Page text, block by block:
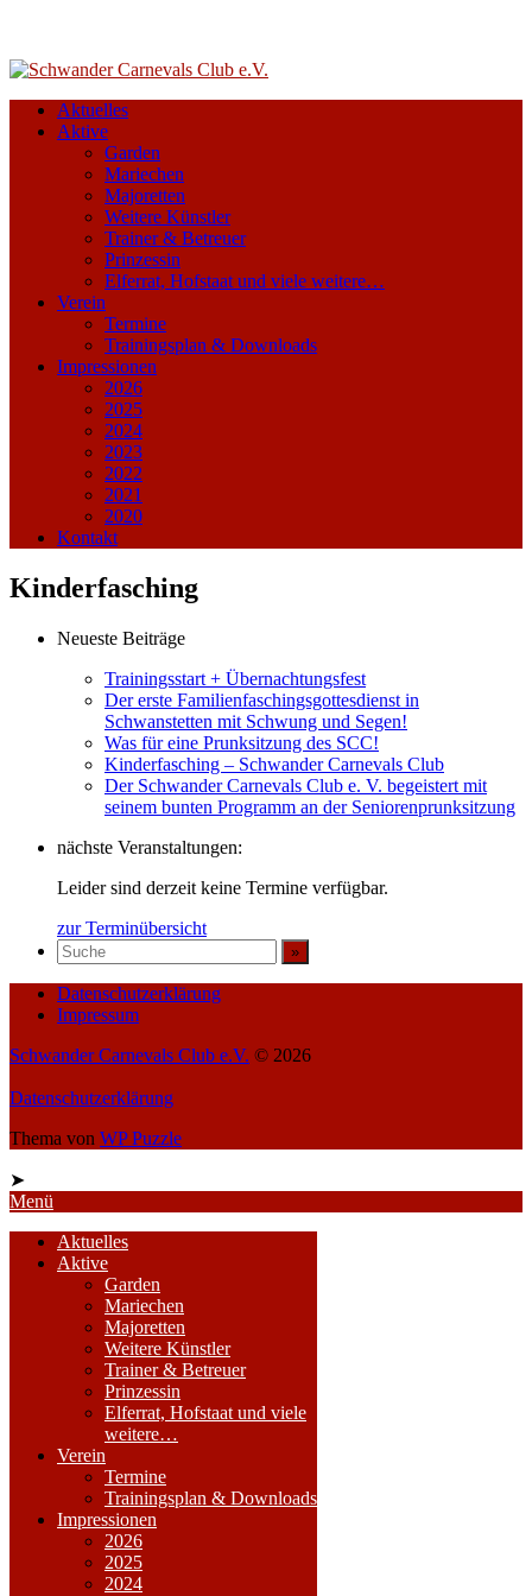
Aktuelles
Aktive
Garden
Mariechen
Majoretten
Weitere Künstler
Trainer & Betreuer
Prinzessin
Elferrat, Hofstaat und viele weitere…
Verein
Termine
Trainingsplan & Downloads
Impressionen
2026
2025
2024
2023
2022
2021
2020
Kontakt
Kinderfasching
Neueste Beiträge
Trainingsstart + Übernachtungsfest
Der erste Familienfaschingsgottesdienst in
Schwanstetten mit Schwung und Segen!
Was für eine Prunksitzung des SCC!
Kinderfasching – Schwander Carnevals Club
Der Schwander Carnevals Club e. V. begeistert mit
seinem bunten Programm an der Seniorenprunksitzung
nächste Veranstaltungen:
Leider sind derzeit keine Termine verfügbar.
zur Terminübersicht
Datenschutzerklärung
Impressum
Schwander Carnevals Club e.V. © 2026
Datenschutzerklärung
Thema von WP Puzzle
➤
Menü
Aktuelles
Aktive
Garden
Mariechen
Majoretten
Weitere Künstler
Trainer & Betreuer
Prinzessin
Elferrat, Hofstaat und viele
weitere…
Verein
Termine
Trainingsplan & Downloads
Impressionen
2026
2025
2024